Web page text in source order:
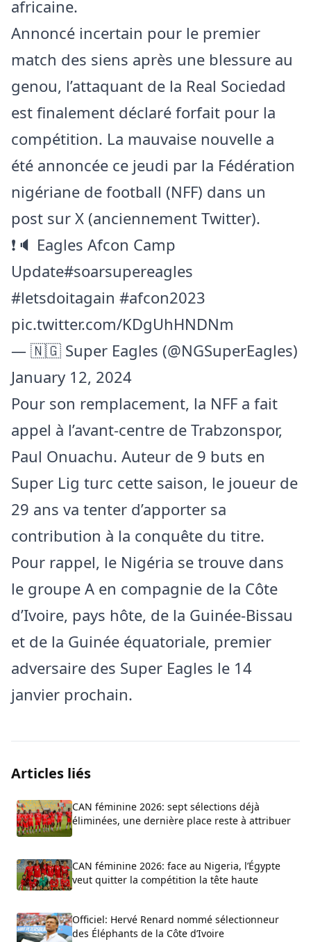
africaine.
Annoncé incertain pour le premier
match des siens après une blessure au
genou, l’attaquant de la Real Sociedad
est finalement déclaré forfait pour la
compétition. La mauvaise nouvelle a
été annoncée ce jeudi par la Fédération
nigériane de football (NFF) dans un
post sur X (anciennement Twitter).
❗️🔈 Eagles Afcon Camp
Update#soarsupereagles
#letsdoitagain #afcon2023
pic.twitter.com/KDgUhHNDNm
— 🇳🇬 Super Eagles (@NGSuperEagles)
January 12, 2024
Pour son remplacement, la NFF a fait
appel à l’avant-centre de Trabzonspor,
Paul Onuachu. Auteur de 9 buts en
Super Lig turc cette saison, le joueur de
29 ans va tenter d’apporter sa
contribution à la conquête du titre.
Pour rappel, le Nigéria se trouve dans
le groupe A en compagnie de la Côte
d’Ivoire, pays hôte, de la Guinée-Bissau
et de la Guinée équatoriale, premier
adversaire des Super Eagles le 14
janvier prochain.
Articles liés
CAN féminine 2026: sept sélections déjà
éliminées, une dernière place reste à attribuer
CAN féminine 2026: face au Nigeria, l’Égypte
veut quitter la compétition la tête haute
Officiel: Hervé Renard nommé sélectionneur
des Éléphants de la Côte d’Ivoire